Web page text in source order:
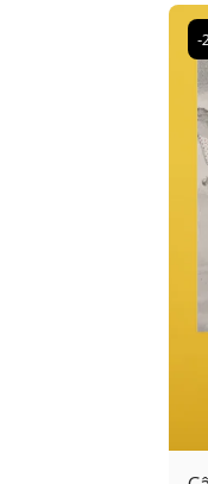
-